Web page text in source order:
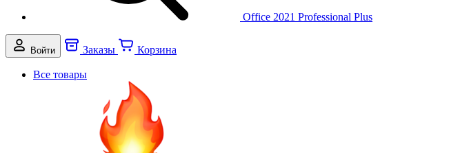
Office 2021 Professional Plus
Войти Заказы Корзина
Все товары